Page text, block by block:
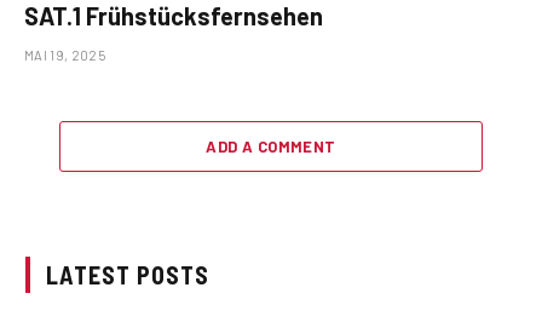
SAT.1 Frühstücksfernsehen
MAI 19, 2025
ADD A COMMENT
LATEST POSTS